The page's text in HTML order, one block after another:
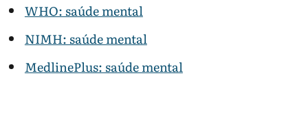
WHO: saúde mental
NIMH: saúde mental
MedlinePlus: saúde mental